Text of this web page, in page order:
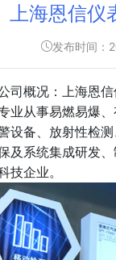
上海恩信仪
发布时间：
司概况：上海恩
业从事易燃易爆
设备、放射性检
及系统集成研发
技企业。